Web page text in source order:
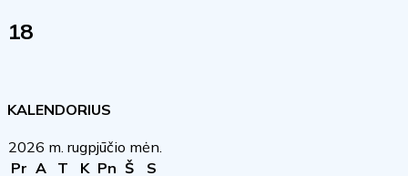
18
KALENDORIUS
2026 m. rugpjūčio mėn.
Pr A T K Pn Š
S